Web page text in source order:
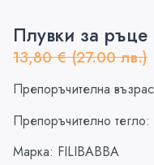
Плувки за
13,80€ (27.00 лв.)
Препоръчителна
Препоръчително тегло:
Марка: FILIBABBA